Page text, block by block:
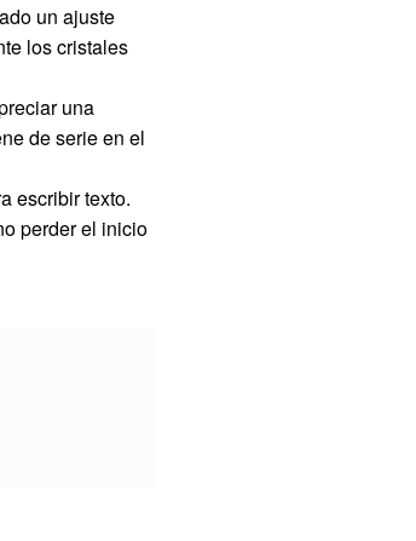
un ajuste
los cristales
una
de serie en el
escribir texto.
perder el inicio